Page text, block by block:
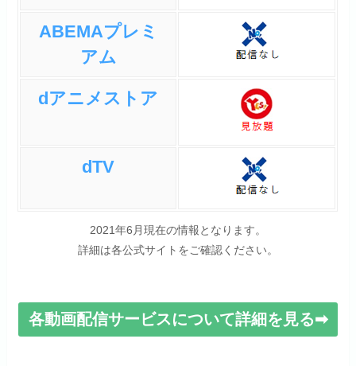
ABEMAプレミ
アム
dアニメストア
dTV
2021年6月現在の情報となります。
詳細は各公式サイトをご確認ください。
各動画配信サービスについて詳細を見る➡